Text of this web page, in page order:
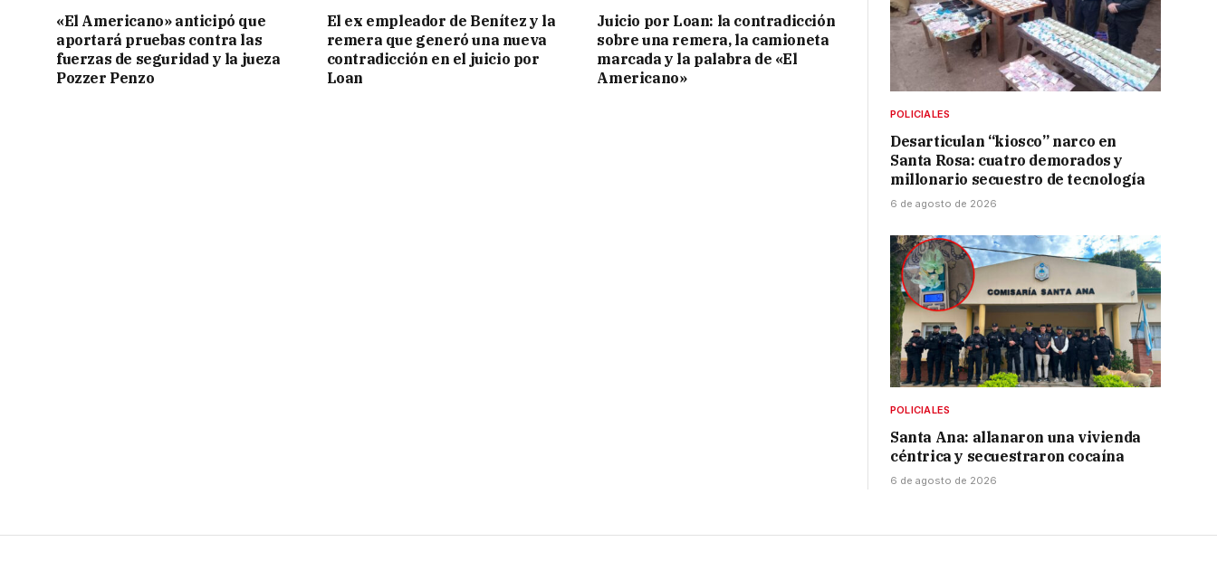
«El Americano» anticipó que
aportará pruebas contra las
fuerzas de seguridad y la jueza
Pozzer Penzo
El ex empleador de Benítez y la
remera que generó una nueva
contradicción en el juicio por
Loan
Juicio por Loan: la contradicción
sobre una remera, la camioneta
marcada y la palabra de «El
Americano»
POLICIALES
Desarticulan “kiosco” narco en
Santa Rosa: cuatro demorados y
millonario secuestro de tecnología
6 de agosto de 2026
POLICIALES
Santa Ana: allanaron una vivienda
céntrica y secuestraron cocaína
6 de agosto de 2026